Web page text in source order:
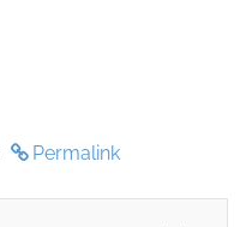
Permalink